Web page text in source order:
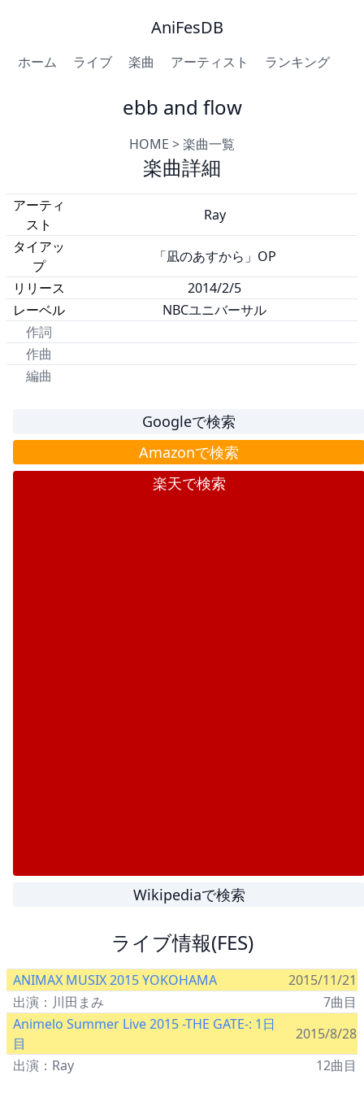
AniFesDB
ホーム ライブ 楽曲 アーティスト ランキング
ebb and flow
HOME >楽曲一覧
楽曲詳細
アーティ
スト
Ray
タイアッ
プ
「凪のあすから」OP
リリース
2014/2/5
レーベル
NBCユニバーサル
作詞
作曲
編曲
Googleで検索
Amazonで検索
楽天で検索
Wikipediaで検索
ライブ情報(FES)
ANIMAX MUSIX 2015 YOKOHAMA
2015/11/21
出演：川田まみ
7曲目
Animelo Summer Live 2015 -THE GATE-: 1日
目
2015/8/28
出演：Ray
12曲目